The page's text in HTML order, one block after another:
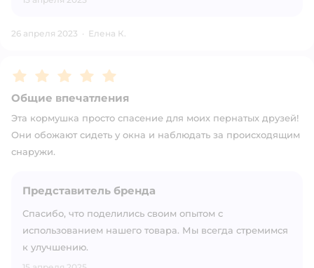
26 апреля 2023 · Елена К.
Рейтинг:5
Общие впечатления
Эта кормушка просто спасение для моих пернатых друзей!
Они обожают сидеть у окна и наблюдать за происходящим
снаружи.
Представитель бренда
Спасибо, что поделились своим опытом с
использованием нашего товара. Мы всегда стремимся
к улучшению.